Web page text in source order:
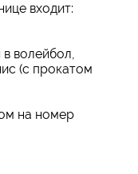
входит:
волейбол,
(с прокатом
на номер